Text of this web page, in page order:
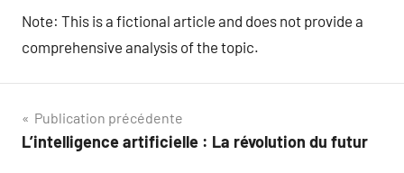
Note: This is a fictional article and does not provide a
comprehensive analysis of the topic.
Navigation
de
Publication précédente
L’intelligence artificielle : La révolution du futur